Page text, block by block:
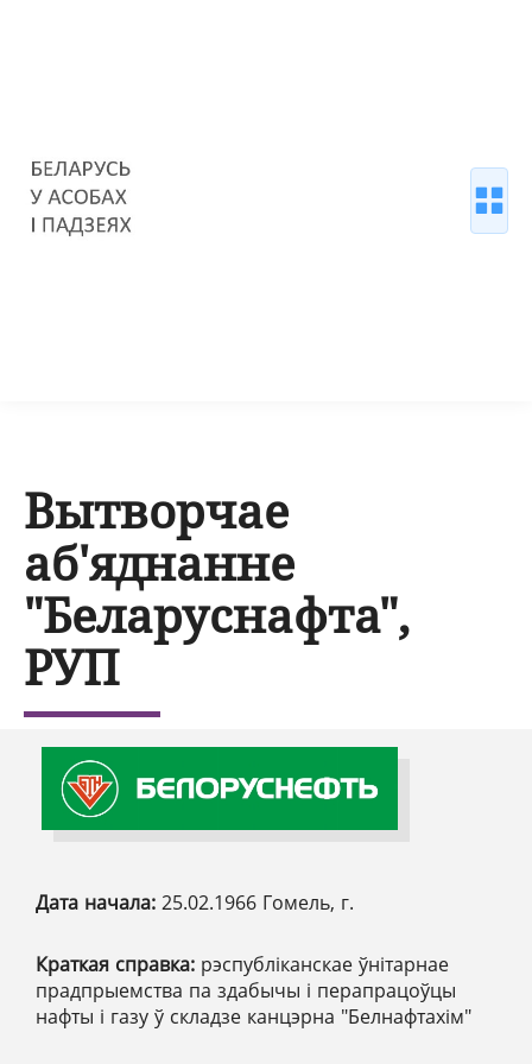
Вытворчае
аб'яднанне
"Беларуснафта",
РУП
Дата начала: 25.02.1966 Гомель, г.
Краткая справка: рэспубліканскае ўнітарнае
прадпрыемства па здабычы і перапрацоўцы
нафты і газу ў складзе канцэрна "Белнафтахім"